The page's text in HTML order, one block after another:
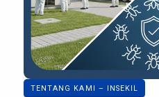
TENTANG KAMI – INSEKIL